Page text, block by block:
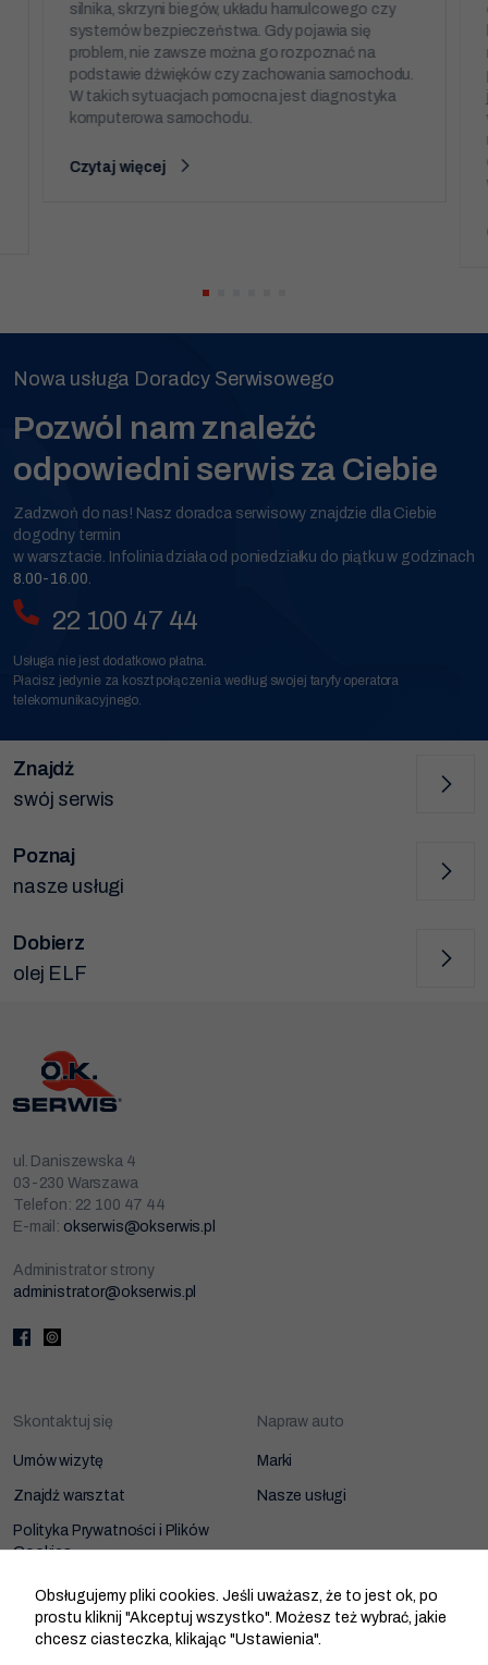
silnika, skrzyni biegów, układu hamulcowego czy
systemów bezpieczeństwa. Gdy pojawia się
problem, nie zawsze można go rozpoznać na
podstawie dźwięków czy zachowania samochodu.
W takich sytuacjach pomocna jest diagnostyka
komputerowa samochodu.
Czytaj więcej
Nowa usługa Doradcy Serwisowego
Pozwól nam znaleźć
odpowiedni serwis za Ciebie
Zadzwoń do nas! Nasz doradca serwisowy znajdzie dla Ciebie
dogodny termin
w warsztacie. Infolinia działa od poniedziałku do piątku w godzinach
8.00-16.00.
22 100 47 44
Usługa nie jest dodatkowo płatna.
Płacisz jedynie za koszt połączenia według swojej taryfy operatora
telekomunikacyjnego.
Znajdź
swój serwis
Poznaj
nasze usługi
Dobierz
olej ELF
ul. Daniszewska 4
03-230 Warszawa
Telefon: 22 100 47 44
E-mail: okserwis@okserwis.pl
Administrator strony
administrator@okserwis.pl
Skontaktuj się
Umów wizytę
Znajdź warsztat
Polityka Prywatności i Plików
Cookies
Zarządzanie zgodami cookies
Napraw auto
Marki
Nasze usługi
Obsługujemy pliki cookies. Jeśli uważasz, że to jest ok, po
prostu kliknij "Akceptuj wszystko". Możesz też wybrać, jakie
chcesz ciasteczka, klikając "Ustawienia".